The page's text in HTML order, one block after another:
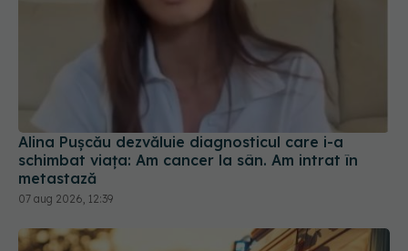
Alina Pușcău dezvăluie diagnosticul care i-a
schimbat viața: Am cancer la sân. Am intrat în
metastază
07 aug 2026, 12:39